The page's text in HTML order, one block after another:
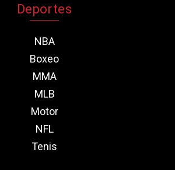
Deportes
NBA
Boxeo
MMA
MLB
Motor
NFL
Tenis